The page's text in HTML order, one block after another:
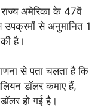
राज्य अमेरिका के 47वें
उपक्रमों से अनुमानित 1
है।
से पता चलता है कि
डॉलर कमाए हैं,
हो गई है।